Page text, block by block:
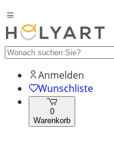
Anmelden
Wunschliste
0
Warenkorb